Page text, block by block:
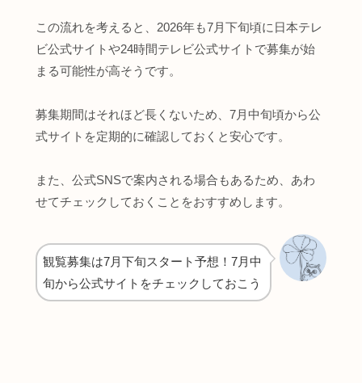
この流れを考えると、2026年も7月下旬頃に日本テレ
ビ公式サイトや24時間テレビ公式サイトで募集が始
まる可能性が高そうです。
募集期間はそれほど長くないため、7月中旬頃から公
式サイトを定期的に確認しておくと安心です。
また、公式SNSで案内される場合もあるため、あわ
せてチェックしておくことをおすすめします。
観覧募集は7月下旬スタート予想！7月中
旬から公式サイトをチェックしておこう